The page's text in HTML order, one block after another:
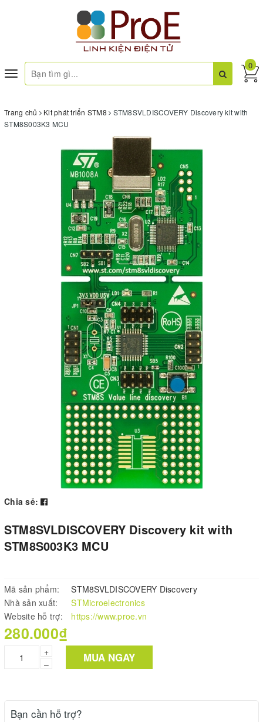
Toggle
navigation
0
Trang chủ Kit phát triển STM8
STM8SVLDISCOVERY Discovery kit with
STM8S003K3 MCU
Chia sẻ:
STM8SVLDISCOVERY Discovery kit with
STM8S003K3 MCU
Mã sản phẩm:
STM8SVLDISCOVERY Discovery
Nhà sản xuất:
STMicroelectronics
Website hỗ trợ:
https://www.proe.vn
280.000₫
+
–
MUA NGAY
Bạn cần hỗ trợ?